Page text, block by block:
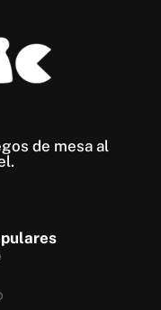
de mesa al